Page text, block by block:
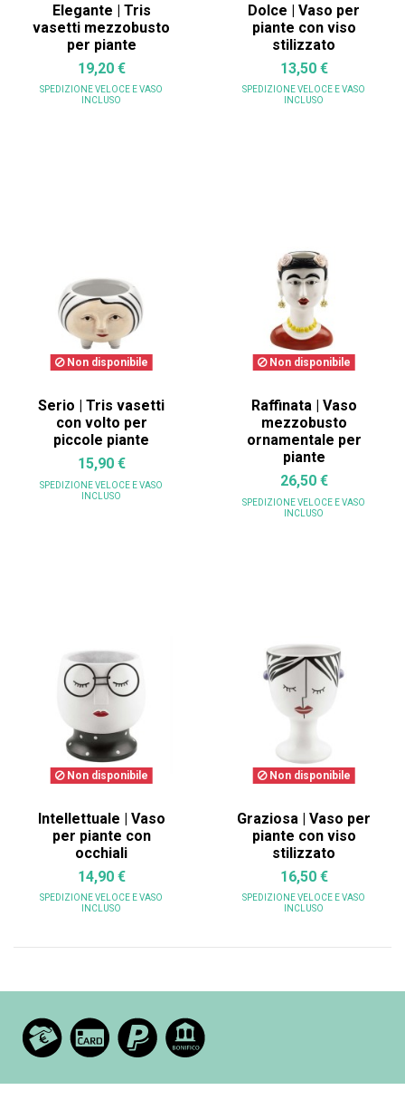
Elegante | Tris
vasetti mezzobusto
per piante
19,20 €
SPEDIZIONE VELOCE E VASO
INCLUSO
Dolce | Vaso per
piante con viso
stilizzato
13,50 €
SPEDIZIONE VELOCE E VASO
INCLUSO
Non disponibile
Serio | Tris vasetti
con volto per
piccole piante
15,90 €
SPEDIZIONE VELOCE E VASO
INCLUSO
Non disponibile
Raffinata | Vaso
mezzobusto
ornamentale per
piante
26,50 €
SPEDIZIONE VELOCE E VASO
INCLUSO
Non disponibile
Intellettuale | Vaso
per piante con
occhiali
14,90 €
SPEDIZIONE VELOCE E VASO
INCLUSO
Non disponibile
Graziosa | Vaso per
piante con viso
stilizzato
16,50 €
SPEDIZIONE VELOCE E VASO
INCLUSO